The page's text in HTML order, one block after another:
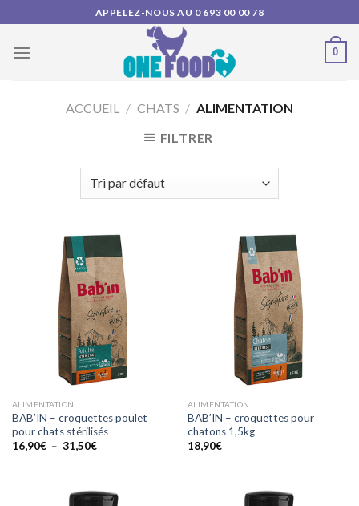
to
content
APPELEZ-NOUS AU 0 693 00 00 78
0
ACCUEIL / CHATS / ALIMENTATION
FILTRER
ALIMENTATION
BAB’IN – croquettes poulet
pour chats stérilisés
16,90€ – 31,50€Plage
31,50€
ALIMENTATION
BAB’IN – croquettes pour
chatons 1,5kg
18,90€